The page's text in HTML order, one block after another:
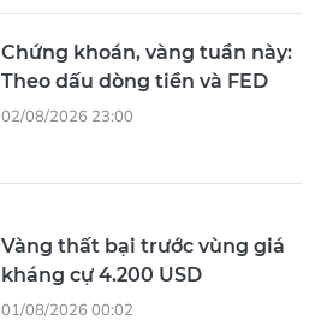
Chứng khoán, vàng tuần này:
Theo dấu dòng tiền và FED
02/08/2026 23:00
Vàng thất bại trước vùng giá
kháng cự 4.200 USD
01/08/2026 00:02